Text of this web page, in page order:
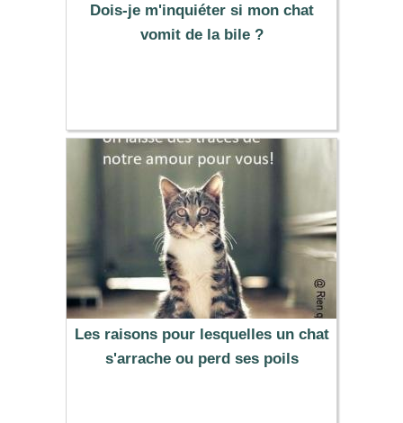
Dois-je m'inquiéter si mon chat
vomit de la bile ?
Les raisons pour lesquelles un chat
s'arrache ou perd ses poils